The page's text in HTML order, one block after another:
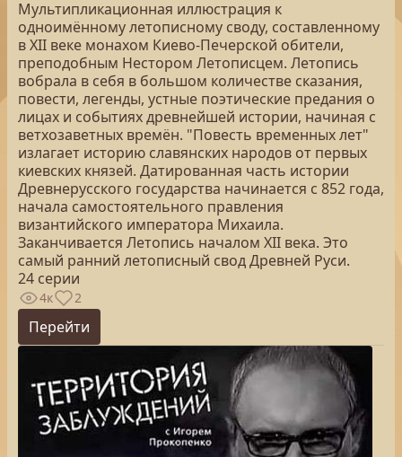
Мультипликационная иллюстрация к
одноимённому летописному своду, составленному
в XII веке монахом Киево-Печерской обители,
преподобным Нестором Летописцем. Летопись
вобрала в себя в большом количестве сказания,
повести, легенды, устные поэтические предания о
лицах и событиях древнейшей истории, начиная с
ветхозаветных времён. "Повесть временных лет"
излагает историю славянских народов от первых
киевских князей. Датированная часть истории
Древнерусского государства начинается с 852 года,
начала самостоятельного правления
византийского императора Михаила.
Заканчивается Летопись началом XII века. Это
самый ранний летописный свод Древней Руси.
24 серии
4к 2
Перейти